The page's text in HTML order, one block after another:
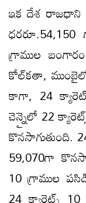
ఇక దేశ రాజధాని
గ్రాముల
కోల్‌కతా,
కాగా, 24
చెన్నైలో 22
కొనసాగుతుంది.
59,070గా
10 గ్రాముల
24 క్యారెట్స్